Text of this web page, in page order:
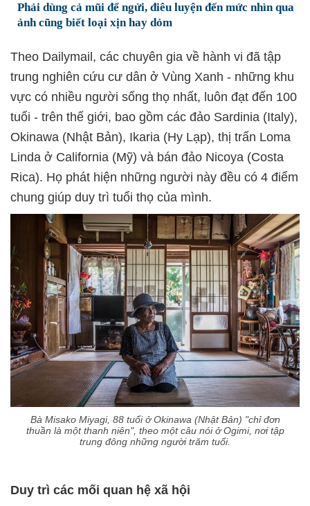
Phải dùng cả mũi để ngửi, điêu luyện đến mức nhìn qua
ảnh cũng biết loại xịn hay dỏm
Theo Dailymail, các chuyên gia về hành vi đã tập
trung nghiên cứu cư dân ở Vùng Xanh - những khu
vực có nhiều người sống thọ nhất, luôn đạt đến 100
tuổi - trên thế giới, bao gồm các đảo Sardinia (Italy),
Okinawa (Nhật Bản), Ikaria (Hy Lạp), thị trấn Loma
Linda ở California (Mỹ) và bán đảo Nicoya (Costa
Rica). Họ phát hiện những người này đều có 4 điểm
chung giúp duy trì tuổi thọ của mình.
Bà Misako Miyagi, 88 tuổi ở Okinawa (Nhật Bản) "chỉ đơn
thuần là một thanh niên", theo một câu nói ở Ogimi, nơi tập
trung đông những người trăm tuổi.
Duy trì các mối quan hệ xã hội